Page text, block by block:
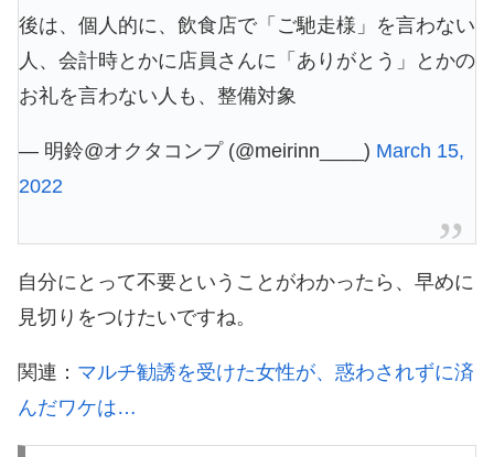
後は、個人的に、飲食店で「ご馳走様」を言わない
人、会計時とかに店員さんに「ありがとう」とかの
お礼を言わない人も、整備対象
— 明鈴@オクタコンプ (@meirinn____) March 15,
2022
自分にとって不要ということがわかったら、早めに
見切りをつけたいですね。
関連： マルチ勧誘を受けた女性が、惑わされずに済
んだワケは…